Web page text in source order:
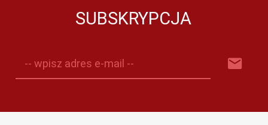
SUBSKRYPCJA
-- wpisz adres e-mail --